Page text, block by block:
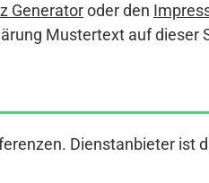
Generatoroder den
Mustertext auf dieser
Dienstanbieter ist